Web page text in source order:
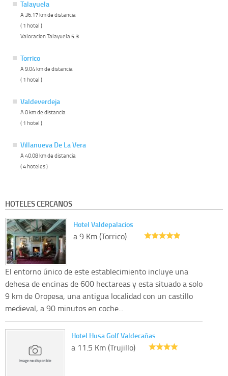
Talayuela
A 36.17 km de distancia
( 1 hotel )
Valoracion Talayuela 5.3
Torrico
A 9.04 km de distancia
( 1 hotel )
Valdeverdeja
A 0 km de distancia
( 1 hotel )
Villanueva De La Vera
A 40.08 km de distancia
( 4 hoteles )
HOTELES CERCANOS
Hotel Valdepalacios
a 9 Km (Torrico)
El entorno único de este establecimiento incluye una
dehesa de encinas de 600 hectareas y esta situado a solo
9 km de Oropesa, una antigua localidad con un castillo
medieval, a 90 minutos en coche...
Hotel Husa Golf Valdecañas
a 11.5 Km (Trujillo)